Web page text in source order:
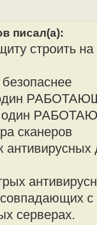
писал(а):
строить на
один
сканеров
серверах.